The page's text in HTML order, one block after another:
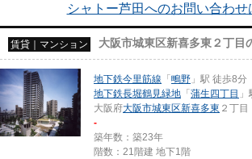
シャトー芦田へのお問い合わせ
賃貸｜マンション 大阪市城東区新喜多東２丁目
地下鉄今里筋線 「 鴫野 」駅 徒歩8分
地下鉄長堀鶴見緑地 「 蒲生四丁目
大阪府大阪市城東区新喜多東 ２丁目
-
築年数：築23年
階数：21階建 地下1階